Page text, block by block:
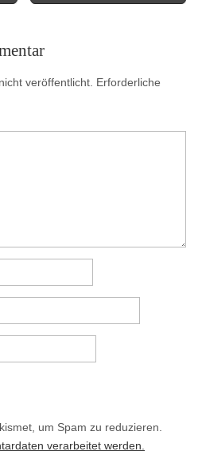
veröffentlicht. Erforderliche
um Spam zu reduzieren.
verarbeitet werden.